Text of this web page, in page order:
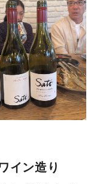
イン造り